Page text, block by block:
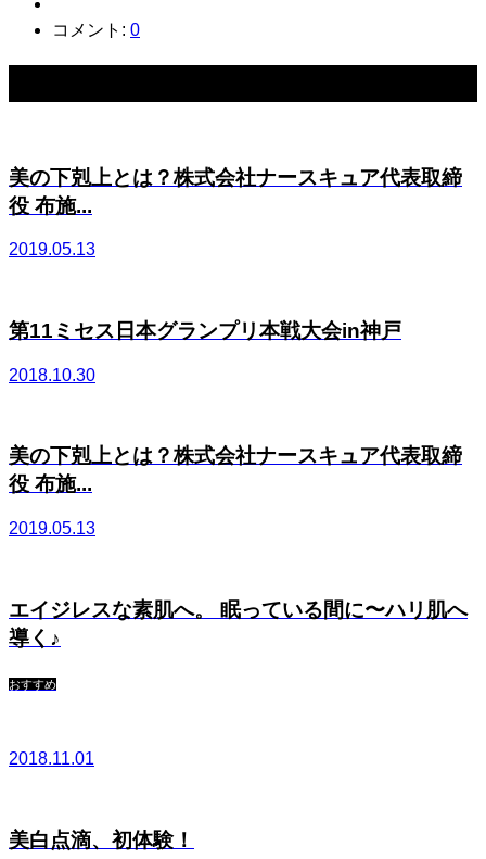
コメント: 0
美の下剋上とは？株式会社ナースキュア代表取締
役 布施...
2019.05.13
第11ミセス日本グランプリ本戦大会in神戸
2018.10.30
美の下剋上とは？株式会社ナースキュア代表取締
役 布施...
2019.05.13
エイジレスな素肌へ。 眠っている間に〜ハリ肌へ
導く♪
おすすめ
2018.11.01
美白点滴、初体験！